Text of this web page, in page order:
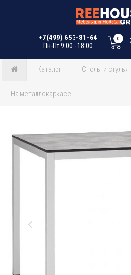
+7(499) 653-81-64
Пн-Пт 9:00 - 18:00
0
Каталог Столы и стулья
На металлокаркасе